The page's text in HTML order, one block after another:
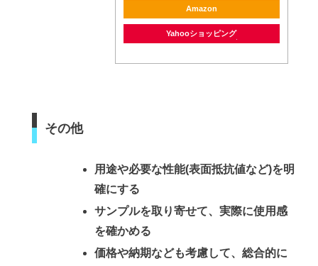
Amazon
Yahooショッピング
その他
用途や必要な性能(表面抵抗値など)を明
確にする
サンプルを取り寄せて、実際に使用感
を確かめる
価格や納期なども考慮して、総合的に